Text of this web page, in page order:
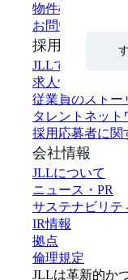
物件検索
お問い合わせ
採用情報
JLLで働く
求人情報
従業員のストー
タレントネット
採用応募者に関
会社情報
JLLについて
ニュース・PR
サステナビリテ
IR情報
拠点
倫理規定
JLLは革新的か